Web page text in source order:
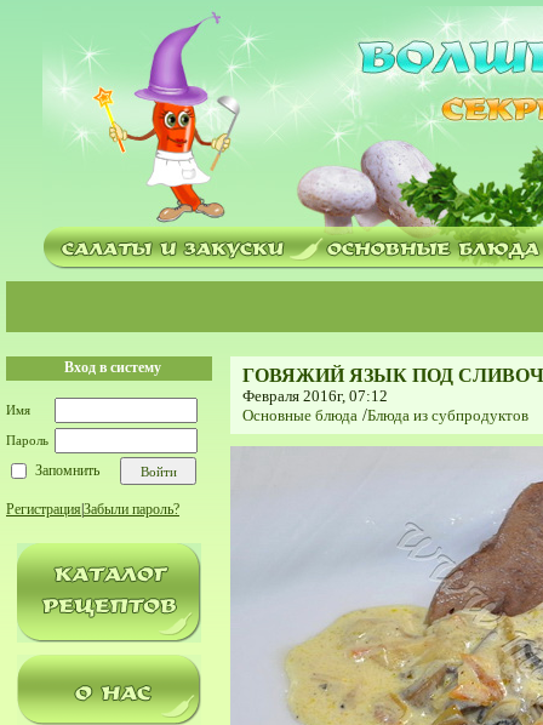
Вход в систему
Имя
Пароль
Запомнить
Регистрация Забыли пароль?
ГОВЯЖИЙ ЯЗЫК ПОД
Февраля 2016г, 07:12
Основные блюда /Блюда из субпродуктов